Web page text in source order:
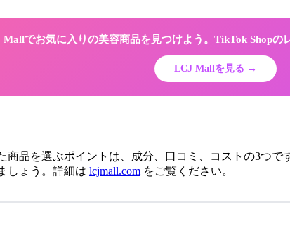
でお気に入りの美容商品を見つけよう。TikTok Shopの
LCJ Mallを見る →
商品を選ぶポイントは、成分、口コミ、コストの3つ
しょう。詳細は lcjmall.com をご覧ください。